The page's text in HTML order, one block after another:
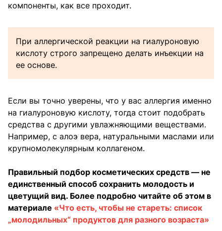
компоненты, как все проходит.
При аллергической реакции на гиалуроновую
кислоту строго запрещено делать инъекции на
ее основе.
Если вы точно уверены, что у вас аллергия именно
на гиалуроновую кислоту, тогда стоит подобрать
средства с другими увлажняющими веществами.
Например, с алоэ вера, натуральными маслами или
крупномолекулярным коллагеном.
Правильный подбор косметических средств — не
единственный способ сохранить молодость и
цветущий вид. Более подробно читайте об этом в
материале «Что есть, чтобы не стареть: список
„молодильных“ продуктов для разного возраста»